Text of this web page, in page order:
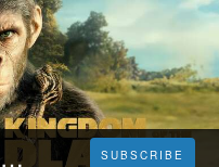
Cuevana.3 VER.! ▷ El reino del planeta de los simios {2024] PELÍCULA COMPLETA SUBSCRIBE